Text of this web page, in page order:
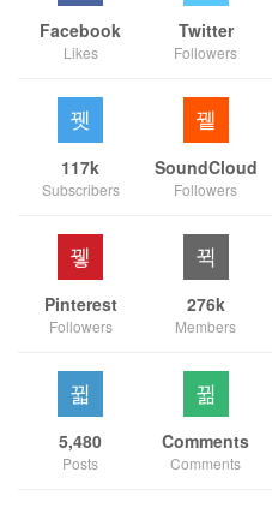
Facebook
Likes
Twitter
Followers
117k
Subscribers
SoundCloud
Followers
Pinterest
Followers
276k
Members
5,480
Posts
Comments
Comments